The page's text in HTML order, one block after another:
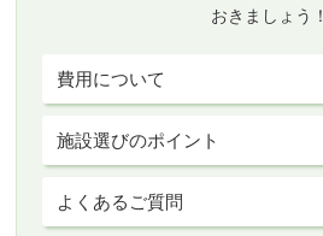
おきましょう！
費用について
施設選びのポイント
よくあるご質問